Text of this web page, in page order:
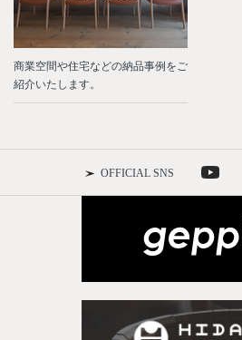
商業空間や住宅などの納品事例をご
紹介いたします。
OFFICIAL SNS